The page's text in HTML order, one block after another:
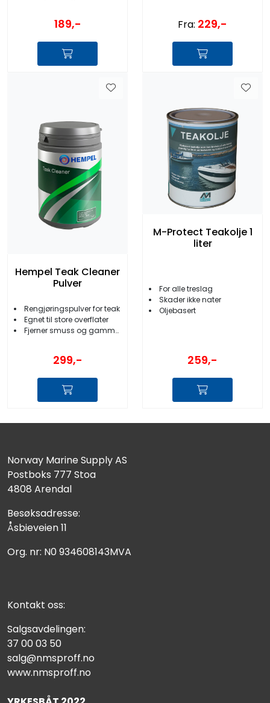
189,- Fra: 229,-
Hempel Teak Cleaner
Pulver
Rengjøringspulver for teak
Egnet til store overflater
Fjerner smuss og gammel olje
299,-
M-Protect Teakolje 1
liter
For alle treslag
Skader ikke nater
Oljebasert
259,-
Norway Marine Supply AS
Postboks 777 Stoa
4808 Arendal
Besøksadresse:
Åsbieveien 11
Org. nr: N0 934608143MVA
Kontakt oss:
Salgsavdelingen:
37 00 03 50
salg@nmsproff.no
www.nmsproff.no